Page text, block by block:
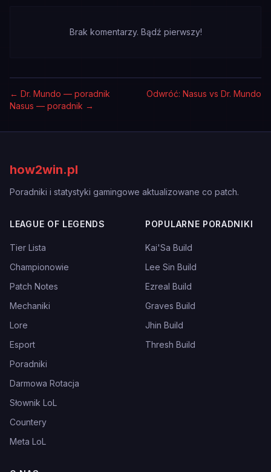
Brak komentarzy. Bądź pierwszy!
← Dr. Mundo — poradnik
Odwróć: Nasus vs Dr. Mundo
Nasus — poradnik →
how2win.pl
Poradniki i statystyki gamingowe aktualizowane co patch.
LEAGUE OF LEGENDS
Tier Lista
Championowie
Patch Notes
Mechaniki
Lore
Esport
Poradniki
Darmowa Rotacja
Słownik LoL
Countery
Meta LoL
POPULARNE PORADNIKI
Kai'Sa Build
Lee Sin Build
Ezreal Build
Graves Build
Jhin Build
Thresh Build